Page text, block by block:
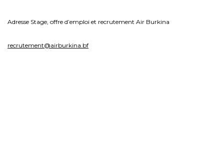
Adresse Stage, offre d’emploi et recrutement Air Burkina
recrutement@airburkina.bf